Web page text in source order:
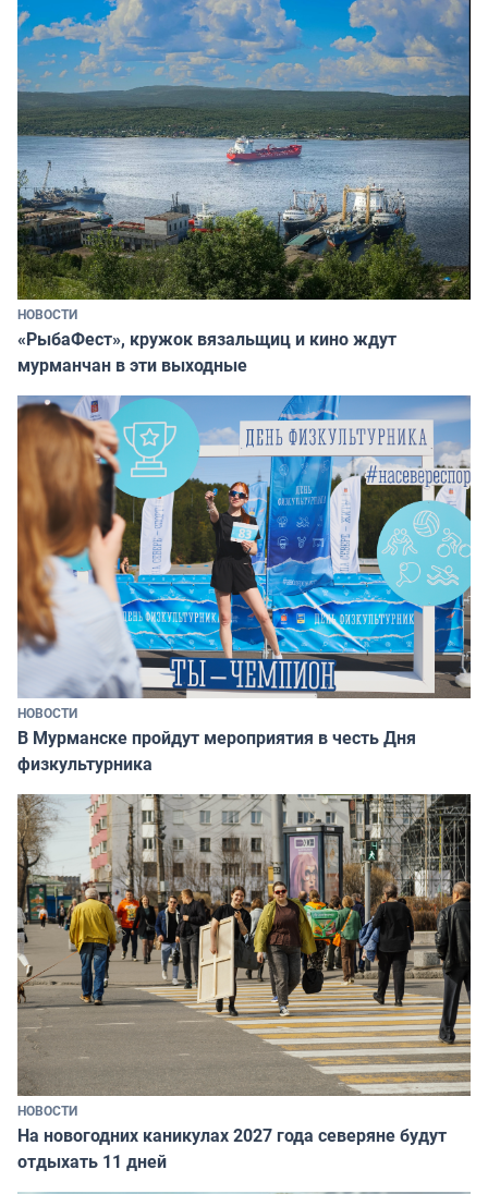
НОВОСТИ
«РыбаФест», кружок вязальщиц и кино ждут
мурманчан в эти выходные
НОВОСТИ
В Мурманске пройдут мероприятия в честь Дня
физкультурника
НОВОСТИ
На новогодних каникулах 2027 года северяне будут
отдыхать 11 дней